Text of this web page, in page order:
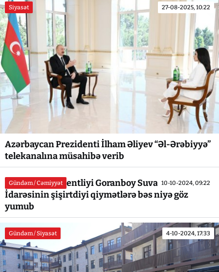
Siyasət 27-08-2025, 10:22
Azərbaycan Prezidenti İlham Əliyev “Əl-Ərəbiyyə”
telekanalına müsahibə verib
Gündəm / Cəmiyyət 10-10-2024, 09:22
Antiinhisar Agentliyi Goranboy Suvarma
İdarəsinin şişirtdiyi qiymətlərə bəs niyə göz
yumub
Gündəm / Siyasət 4-10-2024, 17:33